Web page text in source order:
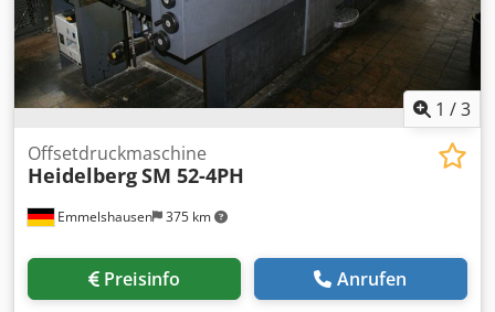
1 /3
Emmelshausen 375 km
Offsetdruckmaschine
HeidelbergSM 52-4PH
Preisinfo Anrufen